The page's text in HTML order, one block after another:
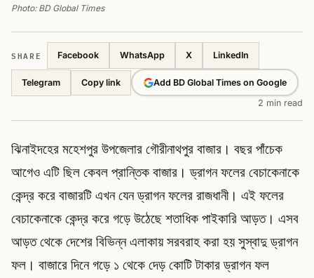
Photo: BD Global Times
SHARE Facebook WhatsApp X LinkedIn
Telegram Copy link
Add BD Global Times on Google
2 min read
ঝিনাইদহের মহেশপুর উপজেলার গৌরীনাথপুর বাজার। বছর পাঁচেক
আগেও এটি ছিল কেবল প্রান্তিক বাজার। ড্রাগন ফলের বেচাকেনাকে
কেন্দ্র করে বাজারটি এখন যেন ড্রাগন ফলের রাজধানী। এই ফলের
বেচাকেনাকে কেন্দ্র করে গড়ে উঠেছে শতাধিক পাইকারি আড়ত। এসব
আড়ত থেকে দেশের বিভিন্ন এলাকায় সরবরাহ করা হয় সুস্বাদু ড্রাগন
ফল। বাজারে দিনে গড়ে ১ থেকে দেড় কোটি টাকার ড্রাগন ফল